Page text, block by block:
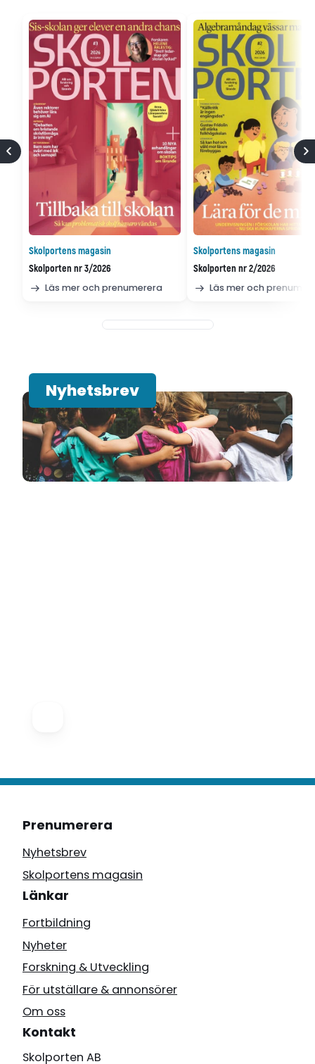
Skolportens magasin
Skolporten nr 3/2026
Läs mer och prenumerera
Skolportens magasin
Skolporten nr 2/2026
Läs mer och
Nyhetsbrev
Prenumerera
Nyhetsbrev
Skolportens magasin
Länkar
Fortbildning
Nyheter
Forskning & Utveckling
För utställare & annonsörer
Om oss
Kontakt
Skolporten AB